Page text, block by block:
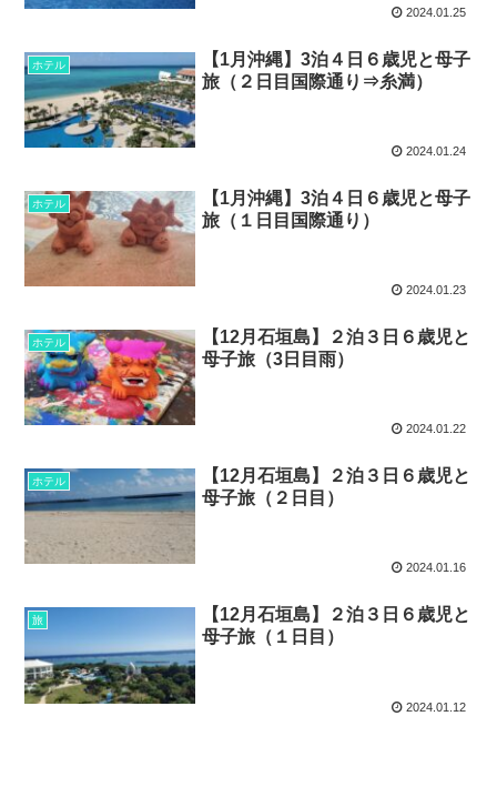
2024.01.25
ホテル
【1月沖縄】3泊４日６歳児と母子
旅（２日目国際通り⇒糸満）
2024.01.24
ホテル
【1月沖縄】3泊４日６歳児と母子
旅（１日目国際通り）
2024.01.23
ホテル
【12月石垣島】２泊３日６歳児と
母子旅（3日目雨）
2024.01.22
ホテル
【12月石垣島】２泊３日６歳児と
母子旅（２日目）
2024.01.16
旅
【12月石垣島】２泊３日６歳児と
母子旅（１日目）
2024.01.12